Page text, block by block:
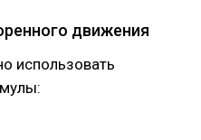
движения
использовать